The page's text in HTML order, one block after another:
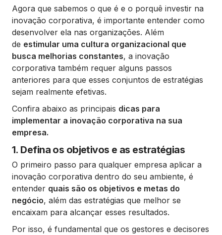
Agora que sabemos o que é e o porquê investir na
inovação corporativa, é importante entender como
desenvolver ela nas organizações. Além
de estimular uma cultura organizacional que
busca melhorias constantes, a inovação
corporativa também requer alguns passos
anteriores para que esses conjuntos de estratégias
sejam realmente efetivas.
Confira abaixo as principais dicas para
implementar a inovação corporativa na sua
empresa.
1. Defina os objetivos e as estratégias
O primeiro passo para qualquer empresa aplicar a
inovação corporativa dentro do seu ambiente, é
entender quais são os objetivos e metas do
negócio, além das estratégias que melhor se
encaixam para alcançar esses resultados.
Por isso, é fundamental que os gestores e decisores